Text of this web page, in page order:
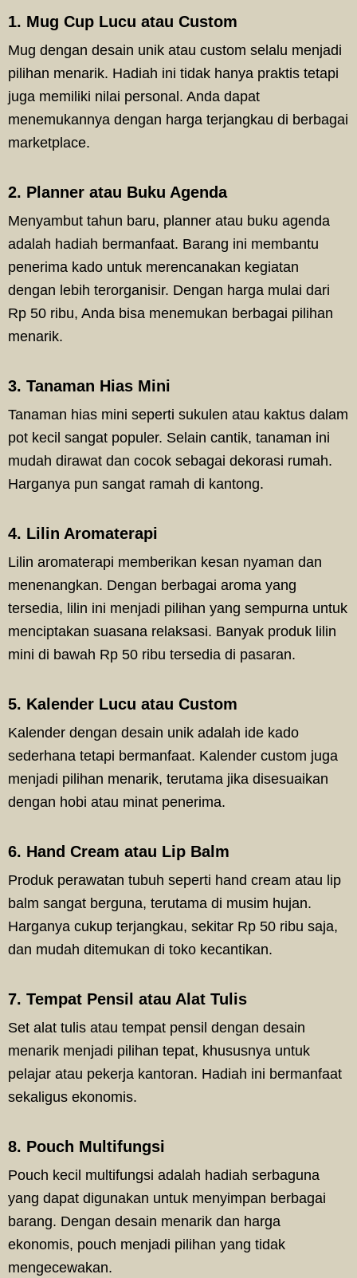
1. Mug Cup Lucu atau Custom
Mug dengan desain unik atau custom selalu menjadi
pilihan menarik. Hadiah ini tidak hanya praktis tetapi
juga memiliki nilai personal. Anda dapat
menemukannya dengan harga terjangkau di berbagai
marketplace.
2. Planner atau Buku Agenda
Menyambut tahun baru, planner atau buku agenda
adalah hadiah bermanfaat. Barang ini membantu
penerima kado untuk merencanakan kegiatan
dengan lebih terorganisir. Dengan harga mulai dari
Rp 50 ribu, Anda bisa menemukan berbagai pilihan
menarik.
3. Tanaman Hias Mini
Tanaman hias mini seperti sukulen atau kaktus dalam
pot kecil sangat populer. Selain cantik, tanaman ini
mudah dirawat dan cocok sebagai dekorasi rumah.
Harganya pun sangat ramah di kantong.
4. Lilin Aromaterapi
Lilin aromaterapi memberikan kesan nyaman dan
menenangkan. Dengan berbagai aroma yang
tersedia, lilin ini menjadi pilihan yang sempurna untuk
menciptakan suasana relaksasi. Banyak produk lilin
mini di bawah Rp 50 ribu tersedia di pasaran.
5. Kalender Lucu atau Custom
Kalender dengan desain unik adalah ide kado
sederhana tetapi bermanfaat. Kalender custom juga
menjadi pilihan menarik, terutama jika disesuaikan
dengan hobi atau minat penerima.
6. Hand Cream atau Lip Balm
Produk perawatan tubuh seperti hand cream atau lip
balm sangat berguna, terutama di musim hujan.
Harganya cukup terjangkau, sekitar Rp 50 ribu saja,
dan mudah ditemukan di toko kecantikan.
7. Tempat Pensil atau Alat Tulis
Set alat tulis atau tempat pensil dengan desain
menarik menjadi pilihan tepat, khususnya untuk
pelajar atau pekerja kantoran. Hadiah ini bermanfaat
sekaligus ekonomis.
8. Pouch Multifungsi
Pouch kecil multifungsi adalah hadiah serbaguna
yang dapat digunakan untuk menyimpan berbagai
barang. Dengan desain menarik dan harga
ekonomis, pouch menjadi pilihan yang tidak
mengecewakan.